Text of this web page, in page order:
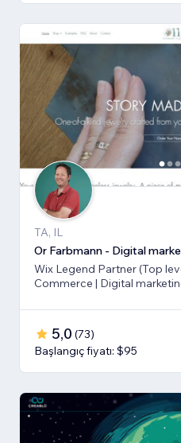
TA, IL
Or Farbmann - Digital
Wix Legend Partner (Top
Commerce | Digital
5,0 (73)
Başlangıç fiyatı: $95